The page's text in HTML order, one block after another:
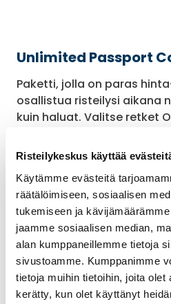
Risteilykeskus käyttää
Käytämme evästeitä
räätälöimiseen, sosiaalisen
tukemiseen ja
jaamme sosiaalisen median,
alan kumppaneillemme tietoja
sivustoamme. Kumppanimme
tietoja muihin tietoihin, joita olet
kerätty, kun olet käyttänyt
Unlimited Passport
Paketti, jolla on paras
osallistua risteilysi aikana
kuin haluat. Valitse retket
yhteiseen hintaan.
Collection -paketin,
listahinnoista. Saat
Select ja Oceania
Your World
Räätälöi itsellesi sopivin